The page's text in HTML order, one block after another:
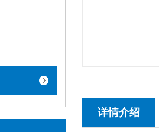
详情介绍